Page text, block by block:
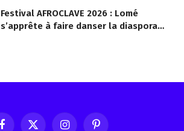
Festival AFROCLAVE 2026 : Lomé
s’apprête à faire danser la diaspora